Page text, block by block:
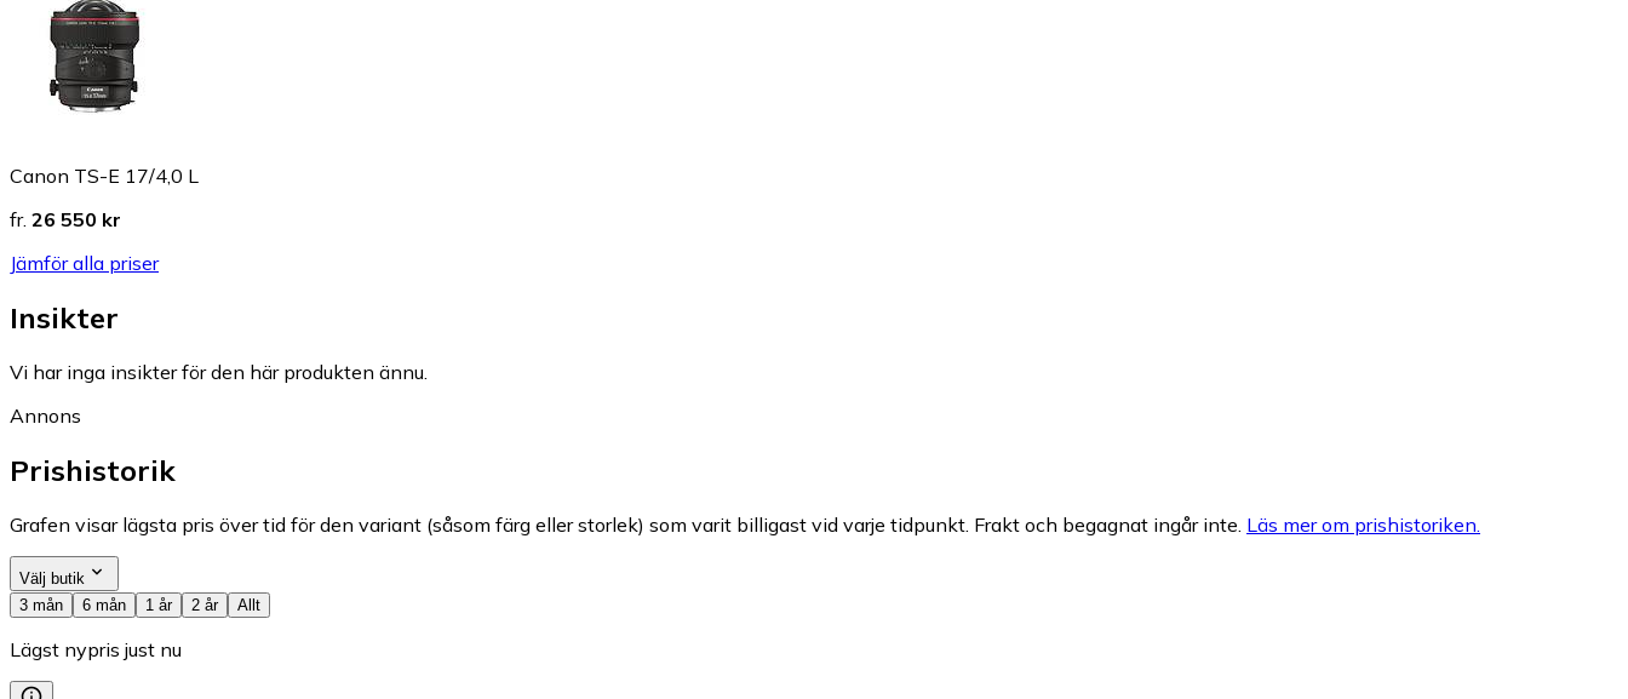
Canon TS-E 17/4,0 L
fr. 26 550 kr
Jämför alla priser
Insikter
Vi har inga insikter för den här produkten ännu.
Annons
Prishistorik
Grafen visar lägsta pris över tid för den variant (såsom färg eller storlek) som varit billigast vid varje tidpunkt. Frakt och begagnat ingår inte. Läs mer om prishistoriken.
Välj butik
3 mån
6 mån 1 år 2 år Allt
Lägst nypris just nu